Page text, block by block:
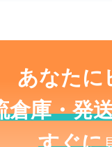
あなたに
倉庫・発